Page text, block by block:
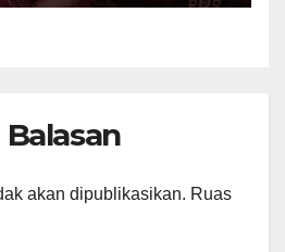
akan dipublikasikan. Ruas